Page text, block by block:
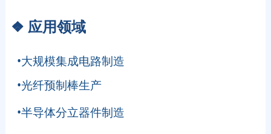
❖ 应用领域
•大规模集成电路制造
•光纤预制棒生产
•半导体分立器件制造